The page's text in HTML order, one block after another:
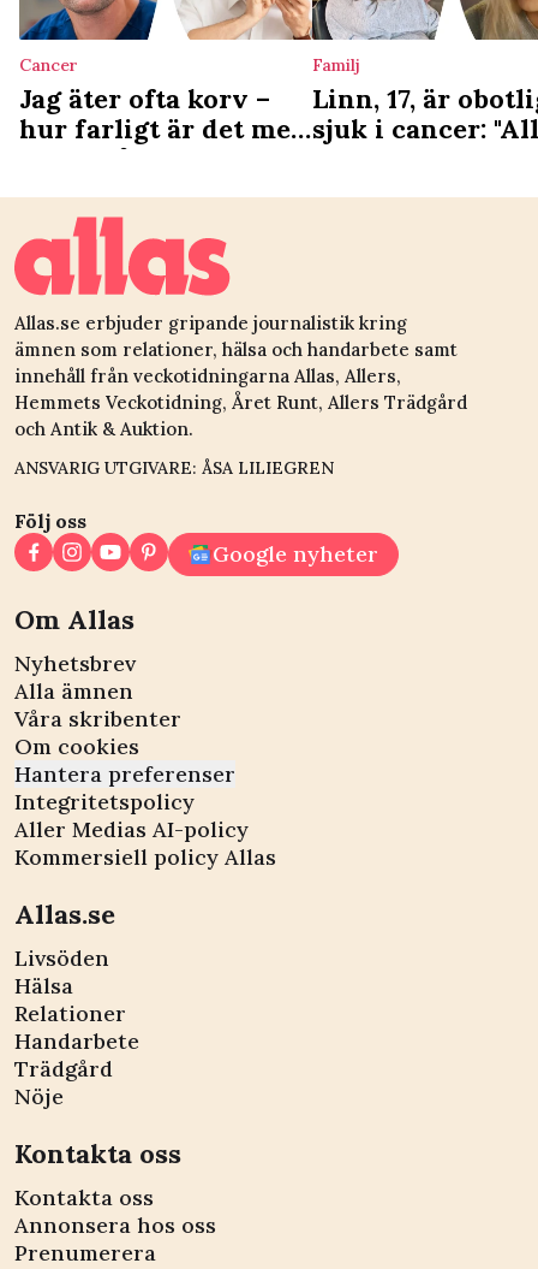
Cancer
Jag äter ofta korv –
hur farligt är det med
tanke på
cancerrisken?
Familj
Linn, 17, är
sjuk i cancer:
min gravsten"
Allas.se erbjuder gripande journalistik kring
ämnen som relationer, hälsa och handarbete samt
innehåll från veckotidningarna Allas, Allers,
Hemmets Veckotidning, Året Runt, Allers Trädgård
och Antik & Auktion.
ANSVARIG UTGIVARE: ÅSA LILIEGREN
Följ oss
Google nyheter
Om Allas
Nyhetsbrev
Alla ämnen
Våra skribenter
Om cookies
Hantera preferenser
Integritetspolicy
Aller Medias AI-policy
Kommersiell policy Allas
Allas.se
Livsöden
Hälsa
Relationer
Handarbete
Trädgård
Nöje
Kontakta oss
Kontakta oss
Annonsera hos oss
Prenumerera